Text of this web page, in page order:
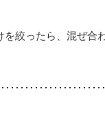
絞ったら、混ぜ合